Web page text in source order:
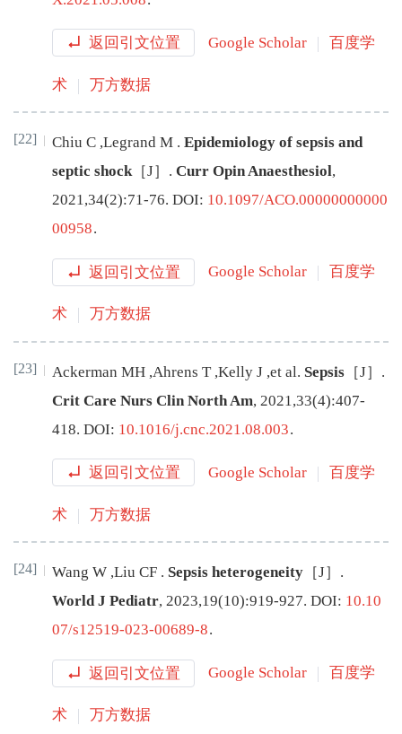
返回引文位置 Google Scholar 百度学
术 万方数据
[22] Chiu C ,Legrand M . Epidemiology of sepsis and
septic shock［J］. Curr Opin Anaesthesiol,
2021,34(2):71-76. DOI: 10.1097/ACO.00000000000
00958.
返回引文位置 Google Scholar 百度学
术 万方数据
[23] Ackerman MH ,Ahrens T ,Kelly J ,et al. Sepsis ［J］.
Crit Care Nurs Clin North Am, 2021,33(4):407-
418. DOI: 10.1016/j.cnc.2021.08.003.
返回引文位置 Google Scholar 百度学
术 万方数据
[24] Wang W ,Liu CF . Sepsis heterogeneity ［J］.
World J Pediatr, 2023,19(10):919-927. DOI: 10.10
07/s12519-023-00689-8.
返回引文位置 Google Scholar 百度学
术 万方数据